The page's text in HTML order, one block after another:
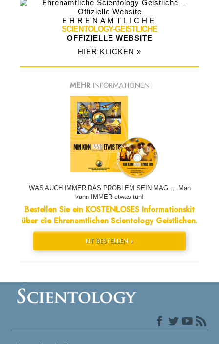
EHRENAMTLICHE
SCIENTOLOGY-GEISTLICHE
OFFIZIELLE WEBSITE
HIER KLICKEN »
MEHR INFORMATIONEN
WAS AUCH IMMER DAS PROBLEM SEIN MAG … Man
kann IMMER etwas tun!
Bestellen Sie ein KOSTENLOSES Informationskit
über die Ehrenamtlichen Scientology Geistlichen.
KIT BESTELLEN »